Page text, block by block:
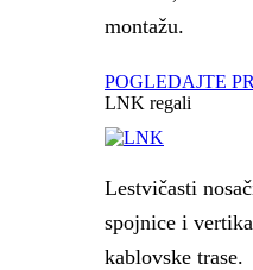
montažu.
POGLEDAJTE
LNK regali
Lestvičasti
spojnice i
kablovske trase.